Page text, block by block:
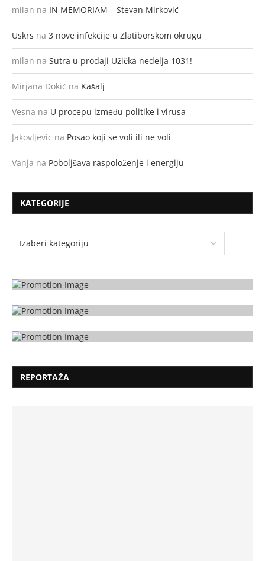
milan na IN MEMORIAM – Stevan Mirković
Uskrs na 3 nove infekcije u Zlatiborskom okrugu
milan na Sutra u prodaji Užička nedelja 1031!
Mirjana Dokić na Kašalj
Vesna na U procepu između politike i virusa
Jakovljevic na Posao koji se voli ili ne voli
Vanja na Poboljšava raspoloženje i energiju
KATEGORIJE
REPORTAŽA